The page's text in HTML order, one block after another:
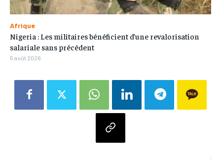
Afrique
Nigeria : Les militaires bénéficient d’une revalorisation
salariale sans précédent
5 août 2026